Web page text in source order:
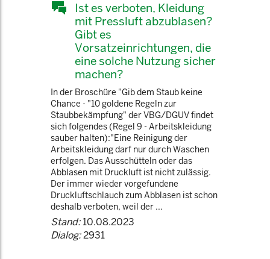
Ist es verboten, Kleidung
mit Pressluft abzublasen?
Gibt es
Vorsatzeinrichtungen, die
eine solche Nutzung sicher
machen?
In der Broschüre "Gib dem Staub keine
Chance - "10 goldene Regeln zur
Staubbekämpfung" der VBG/DGUV findet
sich folgendes (Regel 9 - Arbeitskleidung
sauber halten):"Eine Reinigung der
Arbeitskleidung darf nur durch Waschen
erfolgen. Das Ausschütteln oder das
Abblasen mit Druckluft ist nicht zulässig.
Der immer wieder vorgefundene
Druckluftschlauch zum Abblasen ist schon
deshalb verboten, weil der ...
Stand:10.08.2023
Dialog:2931